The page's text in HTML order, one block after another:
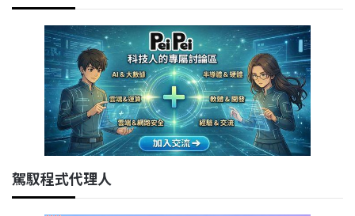
駕馭程式代理人